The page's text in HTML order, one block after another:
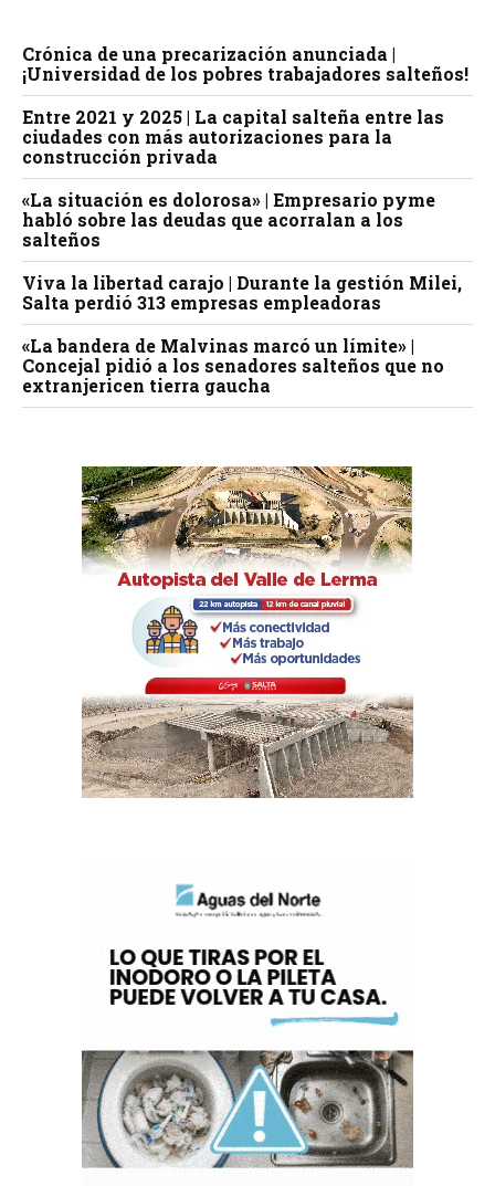
Crónica de una precarización anunciada |
¡Universidad de los pobres trabajadores salteños!
Entre 2021 y 2025 | La capital salteña entre las
ciudades con más autorizaciones para la
construcción privada
«La situación es dolorosa» | Empresario pyme
habló sobre las deudas que acorralan a los
salteños
Viva la libertad carajo | Durante la gestión Milei,
Salta perdió 313 empresas empleadoras
«La bandera de Malvinas marcó un límite» |
Concejal pidió a los senadores salteños que no
extranjericen tierra gaucha